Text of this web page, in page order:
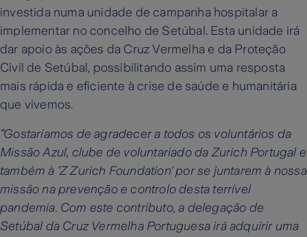
investida numa unidade de campanha hospitalar a
implementar no concelho de Setúbal. Esta unidade irá
dar apoio às ações da Cruz Vermelha e da Proteção
Civil de Setúbal, possibilitando assim uma resposta
mais rápida e eficiente à crise de saúde e humanitária
que vivemos.
“Gostaríamos de agradecer a todos os voluntários da
Missão Azul, clube de voluntariado da Zurich Portugal e
também à ‘Z Zurich Foundation’ por se juntarem à nossa
missão na prevenção e controlo desta terrível
pandemia. Com este contributo, a delegação de
Setúbal da Cruz Vermelha Portuguesa irá adquirir uma